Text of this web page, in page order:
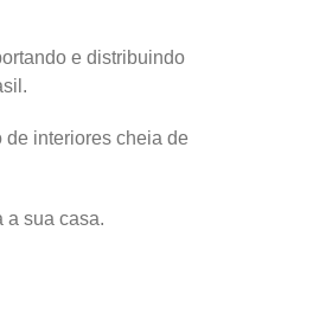
e distribuindo
de interiores cheia de
a sua casa.